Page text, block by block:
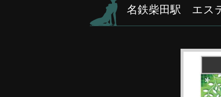
名鉄柴田駅 エス